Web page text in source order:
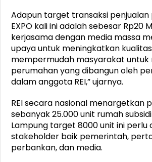
Adapun target transaksi penjualan
EXPO kali ini adalah sebesar Rp20
kerjasama dengan media massa
upaya untuk meningkatkan
mempermudah masyarakat untuk
perumahan yang dibangun oleh
dalam anggota REI,” ujarnya.
REI secara nasional menargetkan
sebanyak 25.000 unit rumah
Lampung target 8000 unit ini perlu
stakeholder baik pemerintah,
perbankan, dan media.